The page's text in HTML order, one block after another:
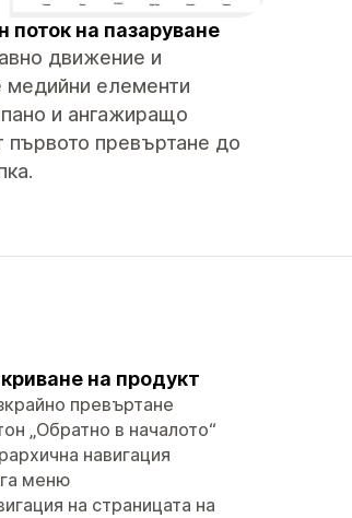
поток на пазаруване
движение и
медийни елементи
и ангажиращо
първото превъртане до
на продукт
превъртане
„Обратно в началото“
навигация
меню
на страницата на